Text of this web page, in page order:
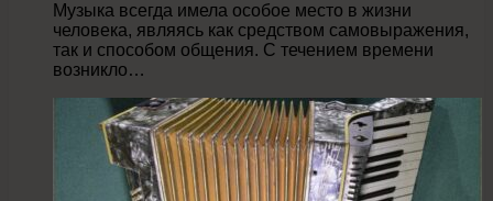
Музыка всегда имела особое место в жизни
человека, являясь как средством самовыражения,
так и способом общения. С течением времени
возникло…